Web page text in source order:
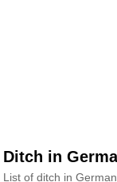
Ditch in
List of ditch in